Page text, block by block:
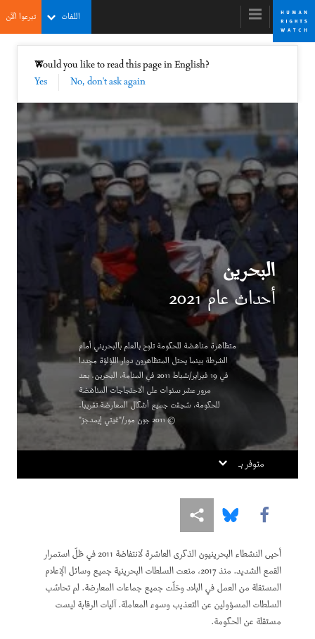
Skip
cookie
Skip
main
اللغات تبرعوا الآن
Would you like to read this page in English?
Yes
No, don't ask again
✕إغلاق
البحرين
أحداث عام 2021
متظاهرة مناهضة للحكومة تلوح بالعلم بالبحريني أمام
الشرطة بينما يحتل المتظاهرون دوار اللؤلؤة مجددا
في 19 فبراير/شباط 2011 في المنامة، البحرين. بعد
مرور عشر سنوات على الاحتجاجات المناهضة
للحكومة، سُحِقت جميع أشكال المعارضة تقريبا.
© 2011 جون مور/"غيتي إيمدجز"
متوفر بـ
Share this via Facebook
Share this via Bluesky
Share this via مشاركة
أحيى النشطاء البحرينيون الذكرى العاشرة لانتفاضة 2011 في ظلّ استمرار
القمع الشديد. منذ 2017، منعت السلطات البحرينية جميع وسائل الإعلام
المستقلة من العمل في البلاد وحَلّت جميع جماعات المعارضة. لم تحاسُب
السلطات المسؤولين عن التعذيب وسوء المعاملة. آليات الرقابة ليست
مستقلة عن الحكومة.